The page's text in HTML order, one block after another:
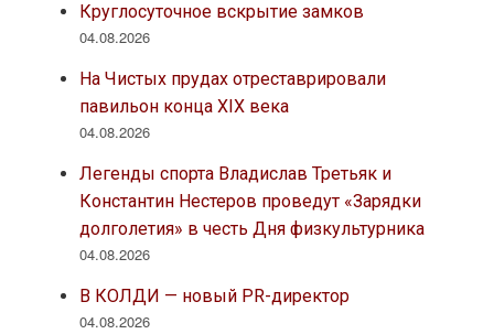
Круглосуточное вскрытие замков
04.08.2026
На Чистых прудах отреставрировали
павильон конца XIX века
04.08.2026
Легенды спорта Владислав Третьяк и
Константин Нестеров проведут «Зарядки
долголетия» в честь Дня физкультурника
04.08.2026
В КОЛДИ — новый PR-директор
04.08.2026